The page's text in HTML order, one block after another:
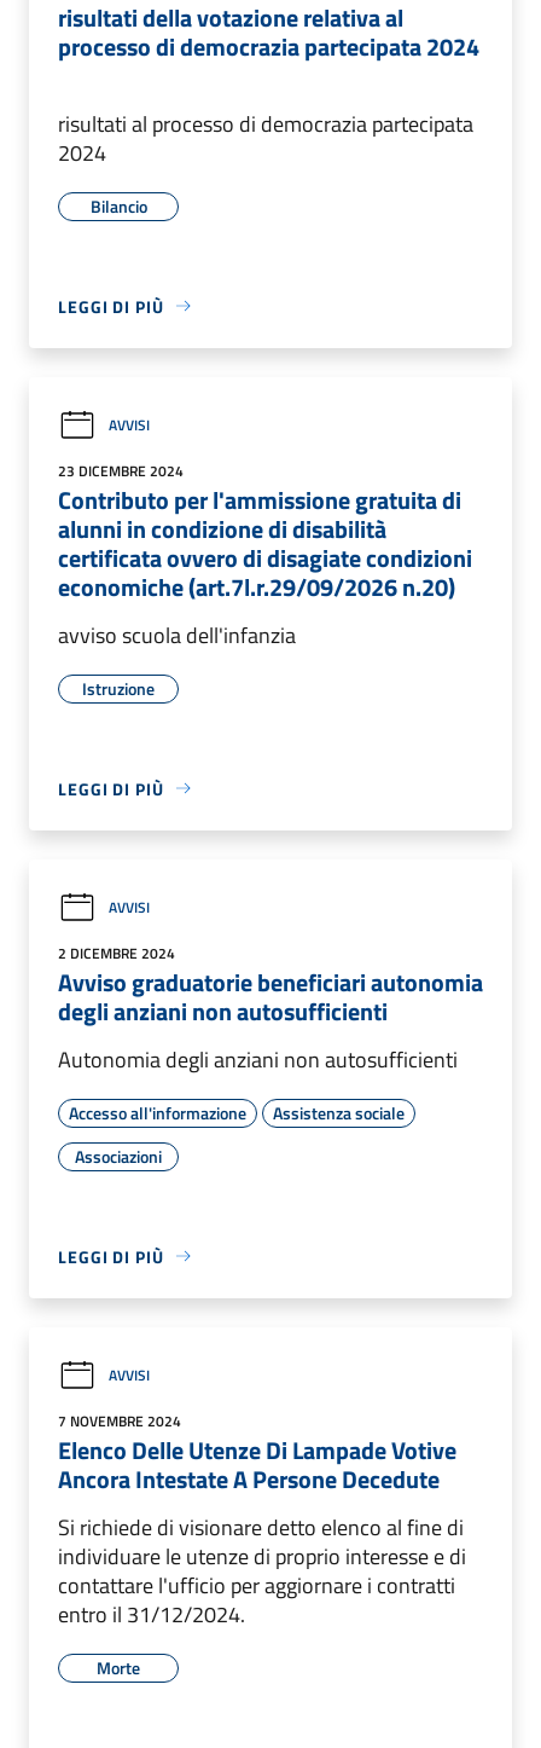
risultati della votazione relativa al
processo di democrazia partecipata 2024
risultati al processo di democrazia partecipata
2024
Bilancio
LEGGI DI PIÙ
AVVISI
23 DICEMBRE 2024
Contributo per l'ammissione gratuita di
alunni in condizione di disabilità
certificata ovvero di disagiate condizioni
economiche (art.7l.r.29/09/2026 n.20)
avviso scuola dell'infanzia
Istruzione
LEGGI DI PIÙ
AVVISI
2 DICEMBRE 2024
Avviso graduatorie beneficiari autonomia
degli anziani non autosufficienti
Autonomia degli anziani non autosufficienti
Accesso all'informazione
Assistenza sociale
Associazioni
LEGGI DI PIÙ
AVVISI
7 NOVEMBRE 2024
Elenco Delle Utenze Di Lampade Votive
Ancora Intestate A Persone Decedute
Si richiede di visionare detto elenco al fine di
individuare le utenze di proprio interesse e di
contattare l'ufficio per aggiornare i contratti
entro il 31/12/2024.
Morte